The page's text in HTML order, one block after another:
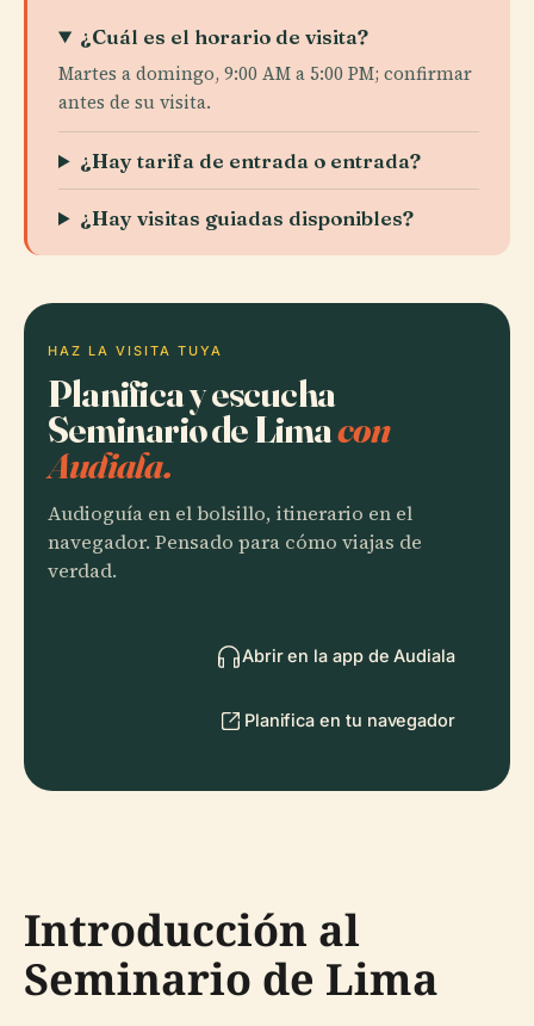
¿Cuál es el horario de visita?
Martes a domingo, 9:00 AM a 5:00 PM; confirmar
antes de su visita.
¿Hay tarifa de entrada o entrada?
¿Hay visitas guiadas disponibles?
HAZ LA VISITA TUYA
Planifica y escucha
Seminario de Limacon
Audiala.
Audioguía en el bolsillo, itinerario en el
navegador. Pensado para cómo viajas de
verdad.
Abrir en la app de Audiala
Planifica en tu navegador
Introducción al
Seminario de Lima